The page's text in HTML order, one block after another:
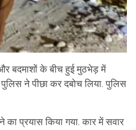
बदमाशों के बीच हुई मुठभेड़ में
ने पीछा कर दबोच लिया. पुलिस
प्रयास किया गया. कार में सवार